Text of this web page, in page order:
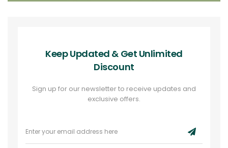
Keep Updated & Get Unlimited
Discount
Sign up for our newsletter to receive updates and
exclusive offers.